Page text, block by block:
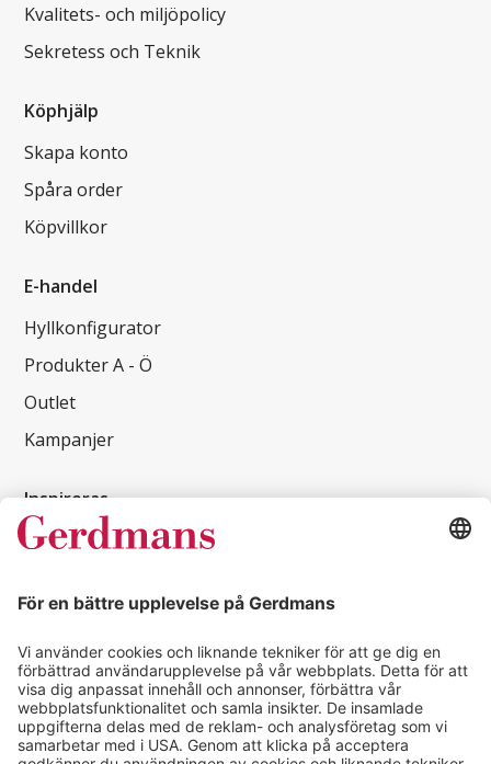
Kvalitets- och miljöpolicy
Sekretess och Teknik
Köphjälp
Skapa konto
Spåra order
Köpvillkor
E-handel
Hyllkonfigurator
Produkter A - Ö
Outlet
Kampanjer
Inspireras
Kundcase
Läsvärt
Kontakt
info@gerdmans.se
0433-740 80